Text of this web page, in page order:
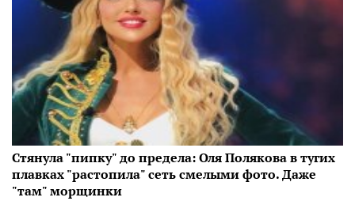
Стянула "пипку" до предела: Оля Полякова в тугих
плавках "растопила" сеть смелыми фото. Даже
"там" морщинки